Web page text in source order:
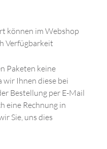
können im Webshop
Verfügbarkeit
Paketen keine
wir Ihnen diese bei
Bestellung per E-Mail
eine Rechnung in
Sie, uns dies